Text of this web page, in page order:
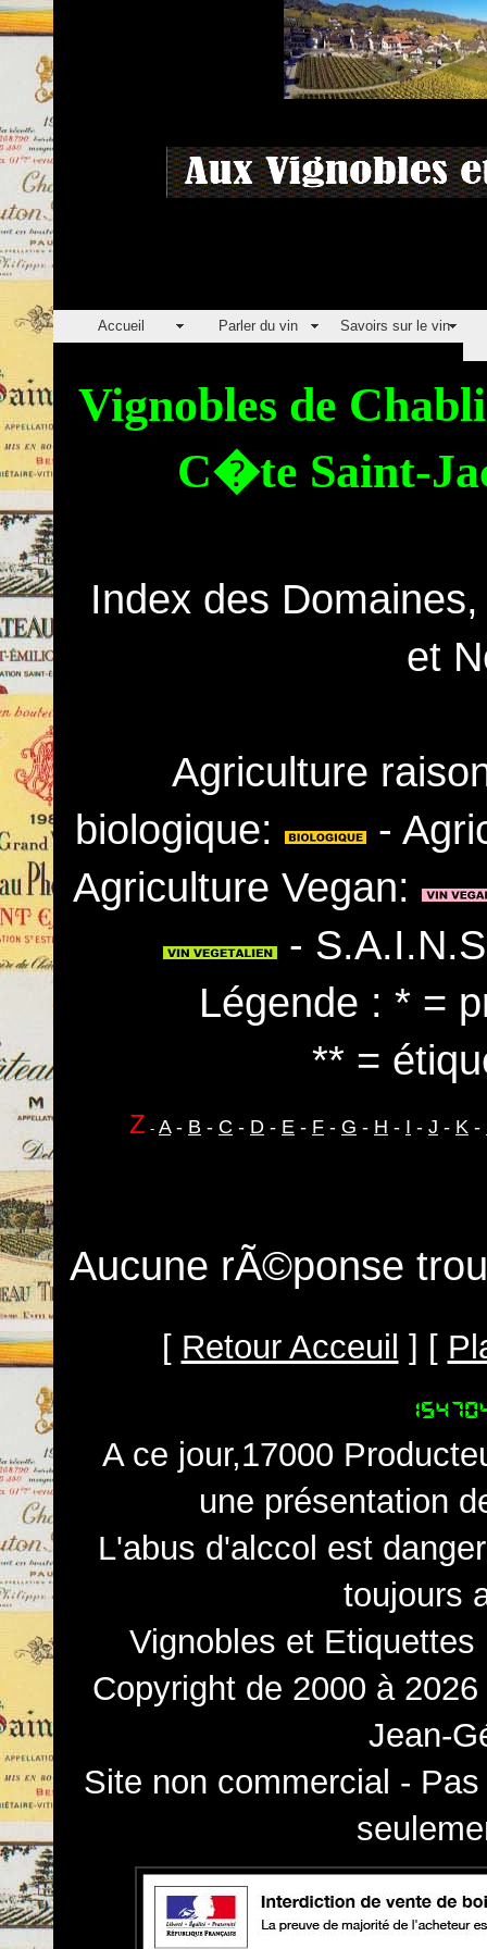
Accueil Parler du vin Savoirs sur le vin
Vignobles de
C�te Saint-
Index des
et
Agriculture
biologique:
-
Agriculture Vegan:
-
Légende : * =
** =
Z - A- B - C - D - E - F - G - H - I - J - K -
Aucune rÃ©ponse
[ Retour Acceuil ] [
A ce jour,17000
une présentation
L'abus d'alccol est
toujours
Vignobles et
Copyright de 2000 à
Jean-
Site non commercial -